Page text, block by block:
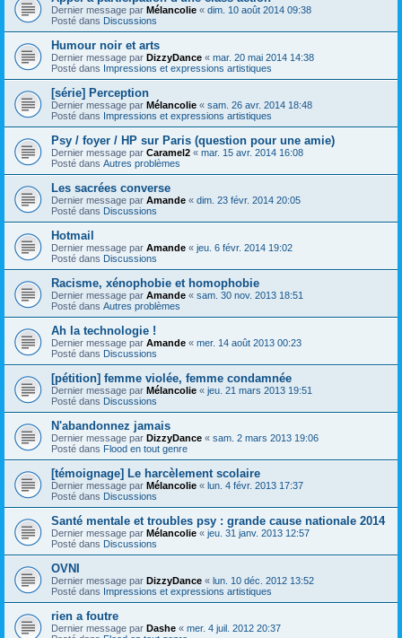
Dernier message par Mélancolie « dim. 10 août 2014 09:38
Posté dans Discussions
Humour noir et arts
Dernier message par DizzyDance « mar. 20 mai 2014 14:38
Posté dans Impressions et expressions artistiques
[série] Perception
Dernier message par Mélancolie « sam. 26 avr. 2014 18:48
Posté dans Impressions et expressions artistiques
Psy / foyer / HP sur Paris (question pour une amie)
Dernier message par Caramel2 « mar. 15 avr. 2014 16:08
Posté dans Autres problèmes
Les sacrées converse
Dernier message par Amande « dim. 23 févr. 2014 20:05
Posté dans Discussions
Hotmail
Dernier message par Amande « jeu. 6 févr. 2014 19:02
Posté dans Discussions
Racisme, xénophobie et homophobie
Dernier message par Amande « sam. 30 nov. 2013 18:51
Posté dans Autres problèmes
Ah la technologie !
Dernier message par Amande « mer. 14 août 2013 00:23
Posté dans Discussions
[pétition] femme violée, femme condamnée
Dernier message par Mélancolie « jeu. 21 mars 2013 19:51
Posté dans Discussions
N'abandonnez jamais
Dernier message par DizzyDance « sam. 2 mars 2013 19:06
Posté dans Flood en tout genre
[témoignage] Le harcèlement scolaire
Dernier message par Mélancolie « lun. 4 févr. 2013 17:37
Posté dans Discussions
Santé mentale et troubles psy : grande cause nationale 2014
Dernier message par Mélancolie « jeu. 31 janv. 2013 12:57
Posté dans Discussions
OVNI
Dernier message par DizzyDance « lun. 10 déc. 2012 13:52
Posté dans Impressions et expressions artistiques
rien a foutre
Dernier message par Dashe « mer. 4 juil. 2012 20:37